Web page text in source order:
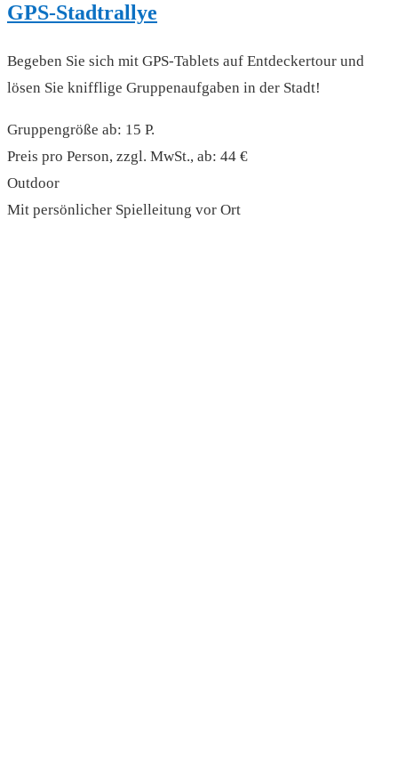
GPS-Stadtrallye
Begeben Sie sich mit GPS-Tablets auf Entdeckertour und
lösen Sie knifflige Gruppenaufgaben in der Stadt!
Gruppengröße ab: 15 P.
Preis pro Person, zzgl. MwSt., ab: 44 €
Outdoor
Mit persönlicher Spielleitung vor Ort